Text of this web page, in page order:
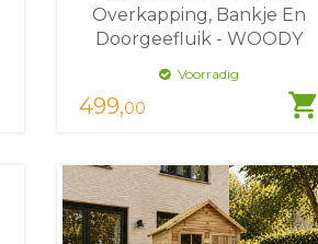
shopping_cart
Overkapping, Bankje En
Doorgeefluik - WOODY
Voorradig
499,00